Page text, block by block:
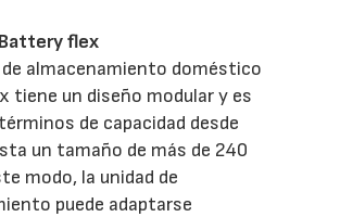
flex
almacenamiento doméstico
tiene un diseño modular y es
de capacidad desde
un tamaño de más de 240
modo, la unidad de
puede adaptarse